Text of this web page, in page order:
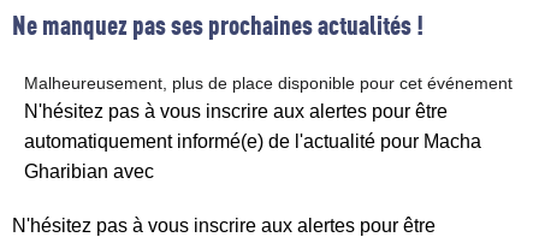
Ne manquez pas ses prochaines actualités !
Malheureusement, plus de place disponible pour cet événement
N'hésitez pas à vous inscrire aux alertes pour être
automatiquement informé(e) de l'actualité pour Macha
Gharibian avec
N'hésitez pas à vous inscrire aux alertes pour être